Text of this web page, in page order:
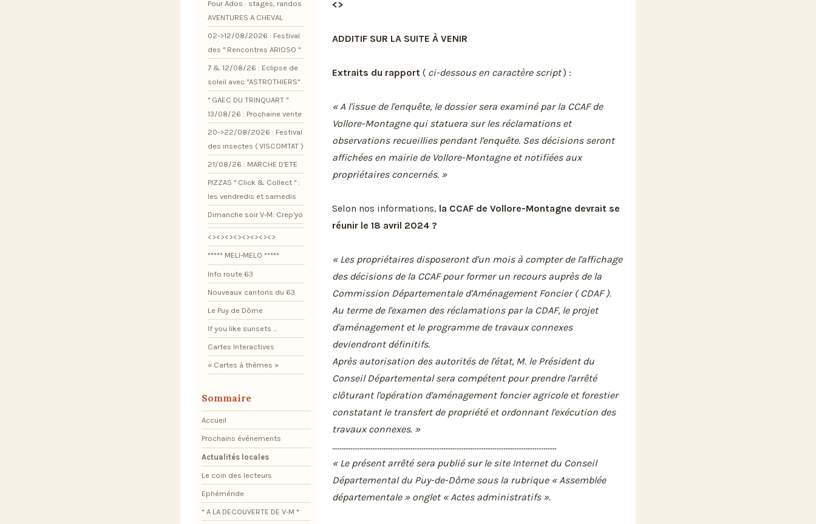
<>
ADDITIF SUR LA SUITE À VENIR
Extraits du rapport ( ci-dessous en caractère script) :
« A l'issue de l'enquête, le dossier sera examiné par la CCAF de
Vollore-Montagne qui statuera sur les réclamations et
observations recueillies pendant l'enquête. Ses décisions seront
affichées en mairie de Vollore-Montagne et notifiées aux
propriétaires concernés. »
Selon nos informations, la CCAF de Vollore-Montagne devrait se
réunir le 18 avril 2024 ?
« Les propriétaires disposeront d'un mois à compter de l'affichage
des décisions de la CCAF pour former un recours auprès de la
Commission Départementale d'Aménagement Foncier ( CDAF ).
Au terme de l'examen des réclamations par la CDAF, le projet
d'aménagement et le programme de travaux connexes
deviendront définitifs.
Après autorisation des autorités de l'état, M. le Président du
Conseil Départemental sera compétent pour prendre l'arrêté
clôturant l'opération d'aménagement foncier agricole et forestier
constatant le transfert de propriété et ordonnant l'exécution des
travaux connexes. »
...........................................................................................................................
« Le présent arrêté sera publié sur le site Internet du Conseil
Départemental du Puy-de-Dôme sous la rubrique « Assemblée
départementale » onglet « Actes administratifs ».
Pour Ados : stages, randos
AVENTURES A CHEVAL
02->12/08/2026 : Festival
des " Rencontres ARIOSO "
7 & 12/08/26 : Eclipse de
soleil avec "ASTROTHIERS"
" GAEC DU TRINQUART "
13/08/26 : Prochaine vente
20->22/08/2026 : Festival
des insectes ( VISCOMTAT )
21/08/26 : MARCHE D'ETE
PIZZAS " Click & Collect " :
les vendredis et samedis
Dimanche soir V-M: Crep'yo
<><><><><><><><>
***** MELI-MELO *****
Info route 63
Nouveaux cantons du 63
Le Puy de Dôme
If you like sunsets ...
Cartes Interactives
« Cartes à thèmes »
Sommaire
Accueil
Prochains événements
Actualités locales
Le coin des lecteurs
Ephéméride
* A LA DECOUVERTE DE V-M *